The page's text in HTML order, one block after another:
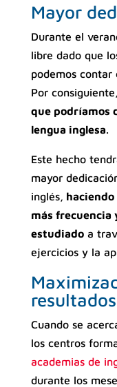
Mayor
Durante el
libre dado que
podemos contar
Por consiguiente,
que podríamos
lengua inglesa.
Este hecho
mayor
inglés,
más frecuencia
estudiadoa
ejercicios y la
resultados
Cuando se
los centros
academias de
durante los